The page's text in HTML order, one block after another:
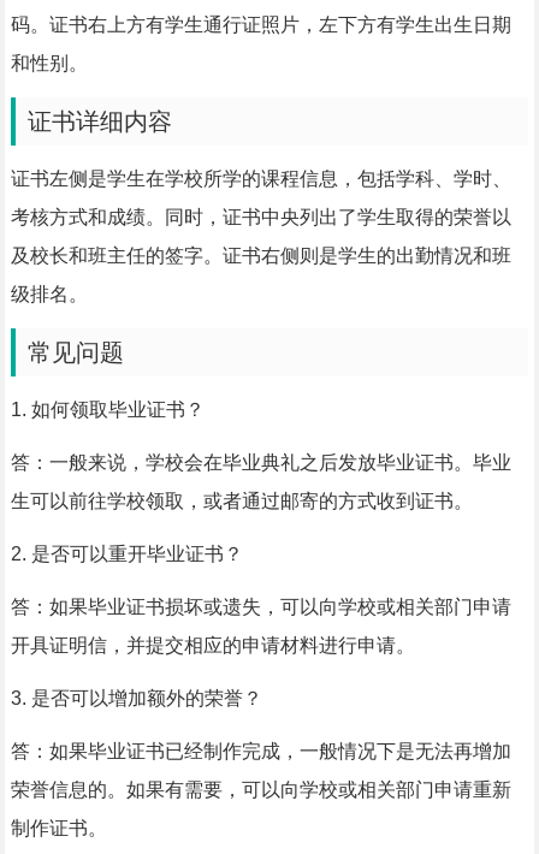
码。证书右上方有学生通行证照片，左下方有学生出生日期
和性别。
证书详细内容
证书左侧是学生在学校所学的课程信息，包括学科、学时、
考核方式和成绩。同时，证书中央列出了学生取得的荣誉以
及校长和班主任的签字。证书右侧则是学生的出勤情况和班
级排名。
常见问题
1. 如何领取毕业证书？
答：一般来说，学校会在毕业典礼之后发放毕业证书。毕业
生可以前往学校领取，或者通过邮寄的方式收到证书。
2. 是否可以重开毕业证书？
答：如果毕业证书损坏或遗失，可以向学校或相关部门申请
开具证明信，并提交相应的申请材料进行申请。
3. 是否可以增加额外的荣誉？
答：如果毕业证书已经制作完成，一般情况下是无法再增加
荣誉信息的。如果有需要，可以向学校或相关部门申请重新
制作证书。